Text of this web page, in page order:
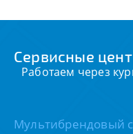
Сервисные
Работаем через
Мультибрендовый